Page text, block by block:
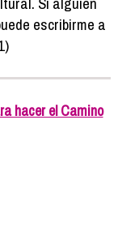
escribirme a
hacer el Camino